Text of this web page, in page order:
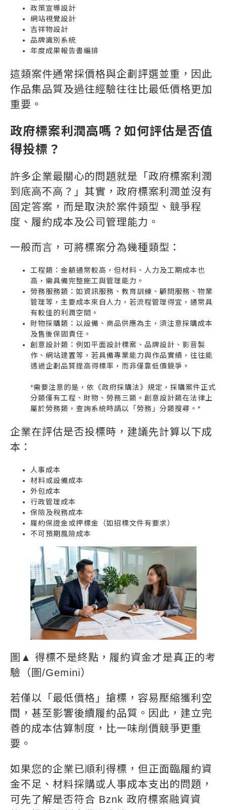
政策宣導設計
網站視覺設計
吉祥物設計
品牌識別系統
年度成果報告書編排
這類案件通常採價格與企劃評選並重，因此
作品集品質及過往經驗往往比最低價格更加
重要。
政府標案利潤高嗎？如何評估是否值
得投標？
許多企業最關心的問題就是「政府標案利潤
到底高不高？」其實，政府標案利潤並沒有
固定答案，而是取決於案件類型、競爭程
度、履約成本及公司管理能力。
一般而言，可將標案分為幾種類型：
工程類：金額通常較高，但材料、人力及工期成本也
高，需具備完整施工與管理能力。
勞務服務類：如資訊服務、教育訓練、顧問服務、物業
管理等，主要成本來自人力，若流程管理得宜，通常具
有較佳的利潤空間。
財物採購類：以設備、商品供應為主，須注意採購成本
及售後保固責任。
創意設計類：例如平面設計標案、品牌設計、影音製
作、網站建置等，若具備專業能力與作品實績，往往能
透過企劃品質提高得標率，而非僅靠低價競爭。
*需要注意的是，依《政府採購法》規定，採購案件正式
分類僅有工程、財物、勞務三類。創意設計類在法律上
屬於勞務類，查詢系統時請以「勞務」分類搜尋。*
企業在評估是否投標時，建議先計算以下成
本：
人事成本
材料或設備成本
外包成本
行政管理成本
保險及稅務成本
履約保證金或押標金（如招標文件有要求）
不可預期風險成本
圖▲ 得標不是終點，履約資金才是真正的考
驗（圖/Gemini）
若僅以「最低價格」搶標，容易壓縮獲利空
間，甚至影響後續履約品質。因此，建立完
善的成本估算制度，比一味削價競爭更重
要。
如果您的企業已順利得標，但正面臨履約資
金不足、材料採購或人事成本支出的問題，
可先了解是否符合 Bznk 政府標案融資資